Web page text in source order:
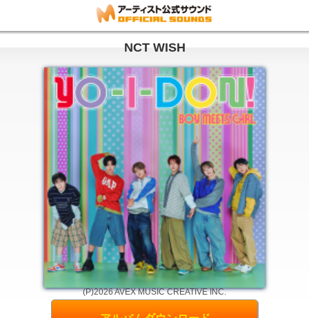
NCT WISH
(P)2026 AVEX MUSIC CREATIVE INC.